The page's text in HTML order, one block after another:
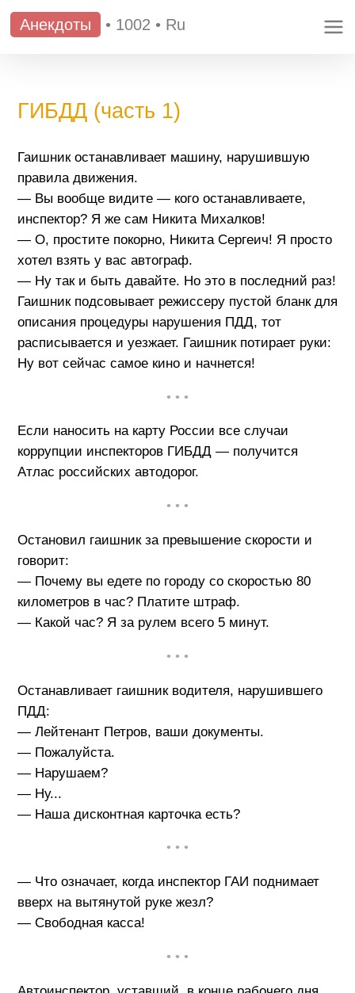
Анекдоты • 1002 • Ru
ГИБДД (часть 1)
Гаишник останавливает машину, нарушившую
правила движения.
— Вы вообще видите — кого останавливаете,
инспектор? Я же сам Никита Михалков!
— О, простите покорно, Никита Сергеич! Я просто
хотел взять у вас автограф.
— Ну так и быть давайте. Но это в последний раз!
Гаишник подсовывает режиссеру пустой бланк для
описания процедуры нарушения ПДД, тот
расписывается и уезжает. Гаишник потирает руки:
Ну вот сейчас самое кино и начнется!
• • •
Если наносить на карту России все случаи
коррупции инспекторов ГИБДД — получится
Атлас российских автодорог.
• • •
Остановил гаишник за превышение скорости и
говорит:
— Почему вы едете по городу со скоростью 80
километров в час? Платите штраф.
— Какой час? Я за рулем всего 5 минут.
• • •
Останавливает гаишник водителя, нарушившего
ПДД:
— Лейтенант Петров, ваши документы.
— Пожалуйста.
— Нарушаем?
— Ну...
— Наша дисконтная карточка есть?
• • •
— Что означает, когда инспектор ГАИ поднимает
вверх на вытянутой руке жезл?
— Свободная касса!
• • •